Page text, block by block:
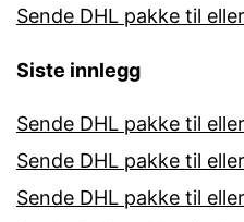
Sende DHL pakke til
Siste innlegg
Sende DHL pakke til
Sende DHL pakke til
Sende DHL pakke til